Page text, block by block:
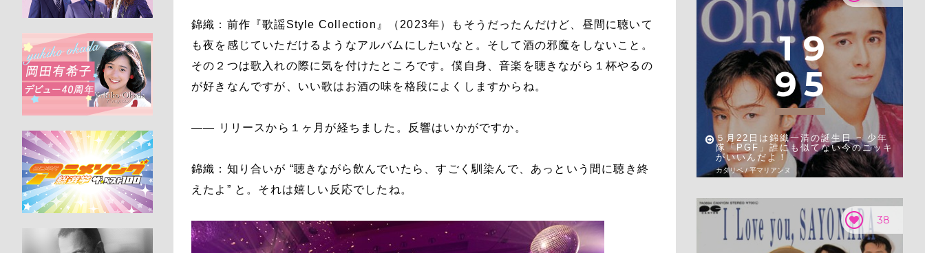
錦織：前作『歌謡Style Collection』（2023年）もそうだったんだけど、昼間に聴いて
も夜を感じていただけるようなアルバムにしたいなと。そして酒の邪魔をしないこと。
その２つは歌入れの際に気を付けたところです。僕自身、音楽を聴きながら１杯やるの
が好きなんですが、いい歌はお酒の味を格段によくしますからね。
―― リリースから１ヶ月が経ちました。反響はいかがですか。
錦織：知り合いが “聴きながら飲んでいたら、すごく馴染んで、あっという間に聴き終
えたよ” と。それは嬉しい反応でしたね。
1 9
95
５月22日は錦織一清の誕生日 − 少年
隊「PGF」誰にも似てない今のニッキ
がいいんだよ！
カタリベ / 平マリアンヌ
38